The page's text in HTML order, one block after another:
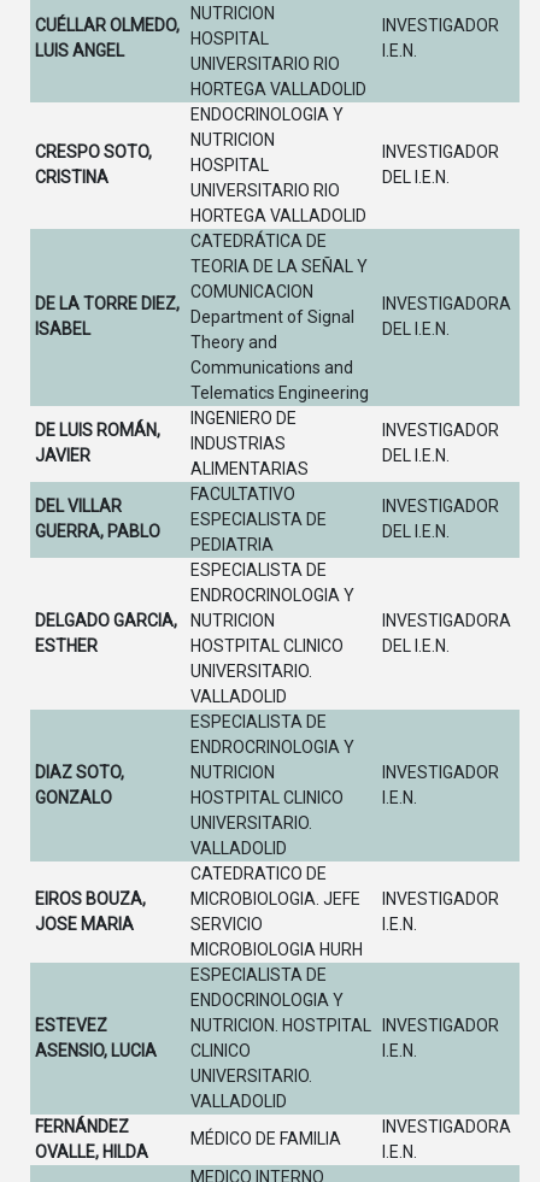
CUÉLLAR OLMEDO,
LUIS ANGEL
NUTRICION
HOSPITAL
UNIVERSITARIO RIO
HORTEGA VALLADOLID
INVESTIGADOR
I.E.N.
CRESPO SOTO,
CRISTINA
ENDOCRINOLOGIA Y
NUTRICION
HOSPITAL
UNIVERSITARIO RIO
HORTEGA VALLADOLID
INVESTIGADOR
DEL I.E.N.
DE LA TORRE DIEZ,
ISABEL
CATEDRÁTICA DE
TEORIA DE LA SEÑAL Y
COMUNICACION
Department of Signal
Theory and
Communications and
Telematics Engineering
INVESTIGADORA
DEL I.E.N.
DE LUIS ROMÁN,
JAVIER
INGENIERO DE
INDUSTRIAS
ALIMENTARIAS
INVESTIGADOR
DEL I.E.N.
DEL VILLAR
GUERRA, PABLO
FACULTATIVO
ESPECIALISTA DE
PEDIATRIA
INVESTIGADOR
DEL I.E.N.
DELGADO GARCIA,
ESTHER
ESPECIALISTA DE
ENDROCRINOLOGIA Y
NUTRICION
HOSTPITAL CLINICO
UNIVERSITARIO.
VALLADOLID
INVESTIGADORA
DEL I.E.N.
DIAZ SOTO,
GONZALO
ESPECIALISTA DE
ENDROCRINOLOGIA Y
NUTRICION
HOSTPITAL CLINICO
UNIVERSITARIO.
VALLADOLID
INVESTIGADOR
I.E.N.
EIROS BOUZA,
JOSE MARIA
CATEDRATICO DE
MICROBIOLOGIA. JEFE
SERVICIO
MICROBIOLOGIA HURH
INVESTIGADOR
I.E.N.
ESTEVEZ
ASENSIO, LUCIA
ESPECIALISTA DE
ENDOCRINOLOGIA Y
NUTRICION. HOSTPITAL
CLINICO
UNIVERSITARIO.
VALLADOLID
INVESTIGADOR
I.E.N.
FERNÁNDEZ
OVALLE, HILDA
MÉDICO DE FAMILIA
INVESTIGADORA
I.E.N.
MEDICO INTERNO